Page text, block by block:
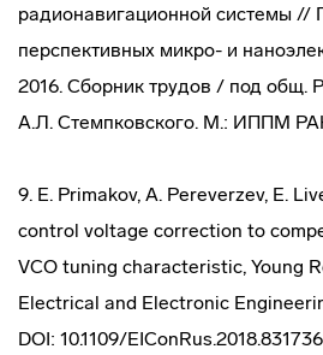
радионавигационной системы //
перспективных микро- и
2016. Сборник трудов / под общ.
А.Л. Стемпковского. М.: ИППМ
9. E. Primakov, A. Pereverzev, E.
control voltage correction to
VCO tuning characteristic, Young
Electrical and Electronic
DOI: 10.1109/